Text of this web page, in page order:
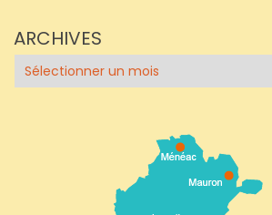
ARCHIVES
Archives